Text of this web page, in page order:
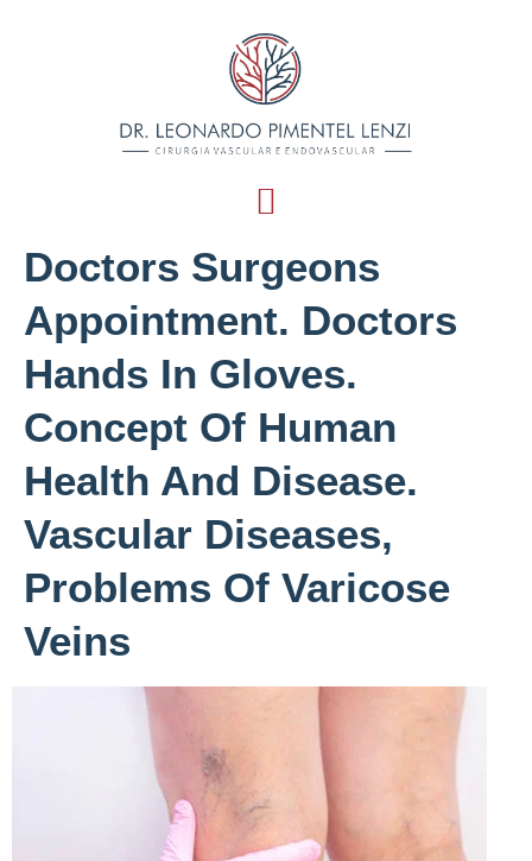
Female Legs With
Varicose Veins. At The
Doctors Surgeons
Appointment. Doctors
Hands In Gloves.
Concept Of Human
Health And Disease.
Vascular Diseases,
Problems Of Varicose
Veins